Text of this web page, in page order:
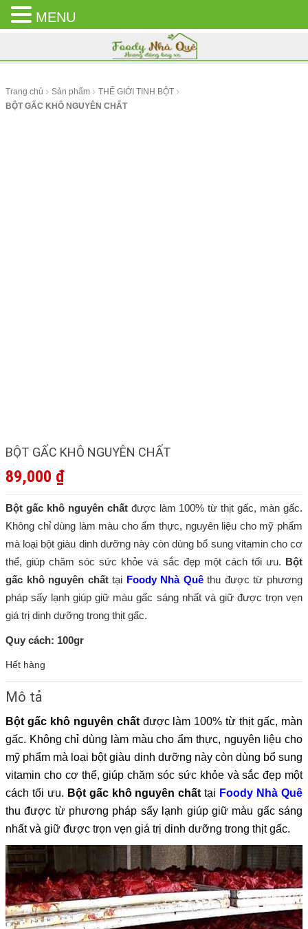
CLOSE
MENU
Trang chủ Sản phẩm
THẾ GIỚI TINH BỘT
BỘT GẤC KHÔ NGUYÊN CHẤT
BỘT GẤC KHÔ NGUYÊN CHẤT
89,000 ₫
Bột gấc khô nguyên chấtđược làm 100% từ thịt gấc, màn gấc.
Không chỉ dùng làm màu cho ẩm thực, nguyên liệu cho mỹ phẩm
mà loại bột giàu dinh dưỡng này còn dùng bổ sung vitamin cho cơ
thể, giúp chăm sóc sức khỏe và sắc đẹp một cách tối ưu. Bột
gấc khô nguyên chấttại Foody Nhà Quê thu được từ phương
pháp sấy lạnh giúp giữ màu gấc sáng nhất và giữ được trọn vẹn
giá trị dinh dưỡng trong thịt gấc.
Quy cách: 100gr
Hết hàng
Mô tả
Bột gấc khô nguyên chấtđược làm 100% từ thịt gấc, màn
gấc. Không chỉ dùng làm màu cho ẩm thực, nguyên liệu cho
mỹ phẩm mà loại bột giàu dinh dưỡng này còn dùng bổ sung
vitamin cho cơ thể, giúp chăm sóc sức khỏe và sắc đẹp một
cách tối ưu. Bột gấc khô nguyên chất tại Foody Nhà Quê
thu được từ phương pháp sấy lạnh giúp giữ màu gấc sáng
nhất và giữ được trọn vẹn giá trị dinh dưỡng trong thịt gấc.
MENU